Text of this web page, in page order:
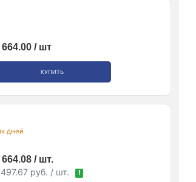
664.00 / шт
КУПИТЬ
дней
664.08 / шт.
497.67 руб. / шт. !